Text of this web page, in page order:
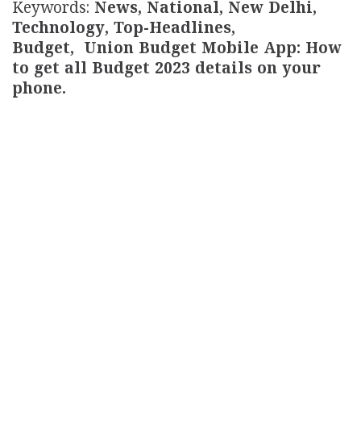
Keywords: News, National, New Delhi,
Technology, Top-Headlines,
Budget, Union Budget Mobile App: How
to get all Budget 2023 details on your
phone.